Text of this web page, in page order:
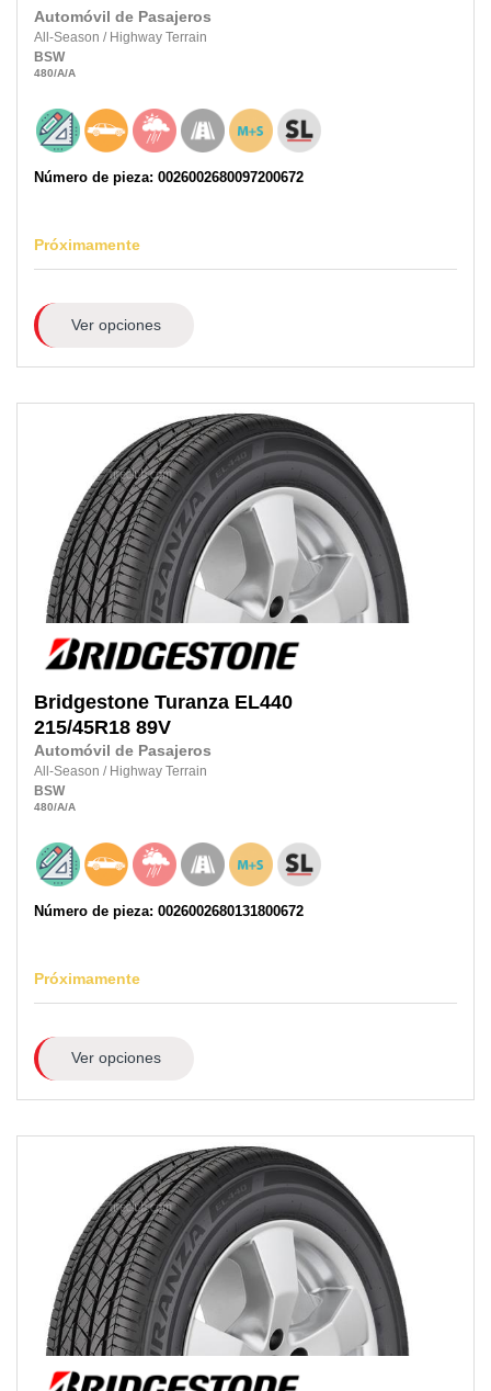
Automóvil de Pasajeros
All-Season / Highway Terrain
BSW
480/A/A
Número de pieza: 0026002680097200672
Próximamente
Ver opciones
Bridgestone Turanza EL440
215/45R18 89V
Automóvil de Pasajeros
All-Season / Highway Terrain
BSW
480/A/A
Número de pieza: 0026002680131800672
Próximamente
Ver opciones